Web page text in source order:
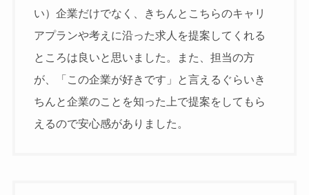
い）企業だけでなく、きちんとこちらのキャリ
アプランや考えに沿った求人を提案してくれる
ところは良いと思いました。また、担当の方
が、「この企業が好きです」と言えるぐらいき
ちんと企業のことを知った上で提案をしてもら
えるので安心感がありました。